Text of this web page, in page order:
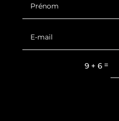
9 + 6 =